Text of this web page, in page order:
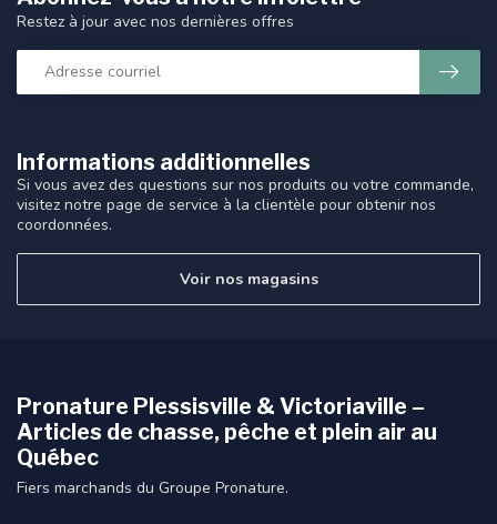
Informations additionnelles
Si vous avez des questions sur nos produits ou votre commande,
visitez notre page de service à la clientèle pour obtenir nos
coordonnées.
Voir nos magasins
Restez à jour avec nos dernières offres
Pronature Plessisville & Victoriaville –
Articles de chasse, pêche et plein air au
Québec
Fiers marchands du Groupe Pronature.